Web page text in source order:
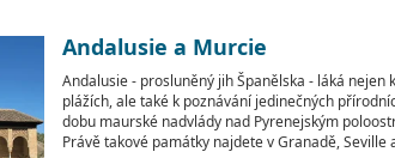
Andalusie a Murcie
Andalusie - prosluněný jih Španělska - láká nejen
plážích, ale také k poznávání jedinečných
dobu maurské nadvlády nad Pyrenejským
Právě takové památky najdete v Granadě, Seville